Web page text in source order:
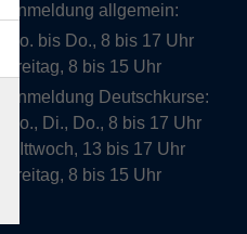
Anmeldung allgemein:
Mo. bis Do., 8 bis 17 Uhr
Freitag, 8 bis 15 Uhr
Anmeldung Deutschkurse:
Mo., Di., Do., 8 bis 17 Uhr
MIttwoch, 13 bis 17 Uhr
Freitag, 8 bis 15 Uhr